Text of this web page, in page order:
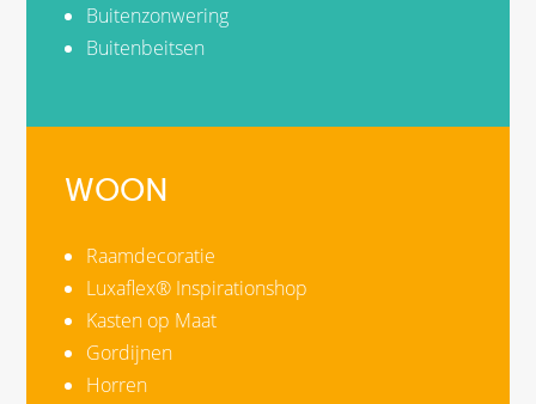
Buitenzonwering
Buitenbeitsen
WOON
Raamdecoratie
Luxaflex® Inspirationshop
Kasten op Maat
Gordijnen
Horren